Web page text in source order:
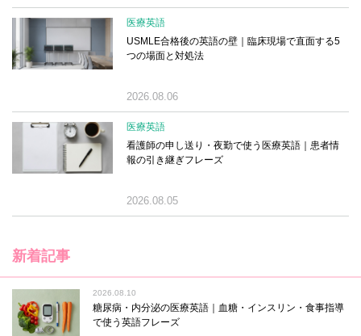
医療英語
USMLE合格後の英語の壁｜臨床現場で直面する5
つの場面と対処法
2026.08.06
医療英語
看護師の申し送り・夜勤で使う医療英語｜患者情
報の引き継ぎフレーズ
2026.08.05
新着記事
2026.08.10
糖尿病・内分泌の医療英語｜血糖・インスリン・食事指導
で使う英語フレーズ